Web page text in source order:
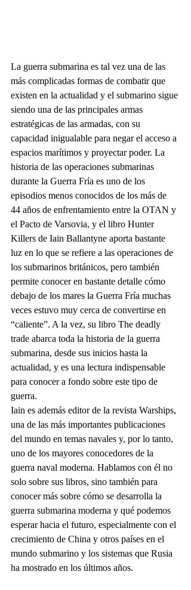
La guerra submarina es tal vez una de las
más complicadas formas de combatir que
existen en la actualidad y el submarino sigue
siendo una de las principales armas
estratégicas de las armadas, con su
capacidad inigualable para negar el acceso a
espacios marítimos y proyectar poder. La
historia de las operaciones submarinas
durante la Guerra Fría es uno de los
episodios menos conocidos de los más de
44 años de enfrentamiento entre la OTAN y
el Pacto de Varsovia, y el libro Hunter
Killers de Iain Ballantyne aporta bastante
luz en lo que se refiere a las operaciones de
los submarinos británicos, pero también
permite conocer en bastante detalle cómo
debajo de los mares la Guerra Fría muchas
veces estuvo muy cerca de convertirse en
“caliente”. A la vez, su libro The deadly
trade abarca toda la historia de la guerra
submarina, desde sus inicios hasta la
actualidad, y es una lectura indispensable
para conocer a fondo sobre este tipo de
guerra.
Iain es además editor de la revista Warships,
una de las más importantes publicaciones
del mundo en temas navales y, por lo tanto,
uno de los mayores conocedores de la
guerra naval moderna. Hablamos con él no
solo sobre sus libros, sino también para
conocer más sobre cómo se desarrolla la
guerra submarina moderna y qué podemos
esperar hacia el futuro, especialmente con el
crecimiento de China y otros países en el
mundo submarino y los sistemas que Rusia
ha mostrado en los últimos años.